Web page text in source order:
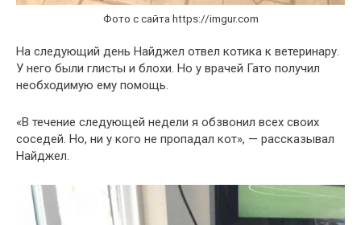
Фото с сайта https://imgur.com
На следующий день Найджел отвел котика к ветеринару.
У него были глисты и блохи. Но у врачей Гато получил
необходимую ему помощь.
«В течение следующей недели я обзвонил всех своих
соседей. Но, ни у кого не пропадал кот», — рассказывал
Найджел.